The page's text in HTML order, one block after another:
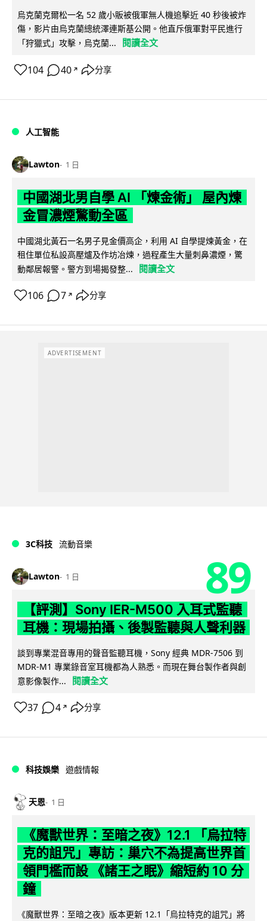
烏克蘭克爾松一名 52 歲小販被俄軍無人機追擊近 40 秒後被炸
傷，影片由烏克蘭總統澤連斯基公開。他直斥俄軍對平民進行
「狩獵式」攻擊，烏克蘭...
閱讀全文
104 40 ↗ 分享
人工智能
Lawton 1 日
中國湖北男自學 AI 「煉金術」 屋內煉
金冒濃煙驚動全區
中國湖北黃石一名男子見金價高企，利用 AI 自學提煉黃金，在
租住單位私設高壓爐及作坊冶煉，過程產生大量刺鼻濃煙，驚
動鄰居報警。警方到場揭發整...
閱讀全文
106 7 ↗ 分享
ADVERTISEMENT
3C科技 流動音樂
Lawton 1 日 89
【評測】Sony IER-M500 入耳式監聽
耳機：現場拍攝、後製監聽與人聲利器
談到專業混音專用的聲音監聽耳機，Sony 經典 MDR-7506 到
MDR-M1 專業錄音室耳機都為人熟悉。而現在舞台製作者與創
意影像製作...
閱讀全文
37 4 ↗ 分享
科技娛樂 遊戲情報
天恩 1 日
《魔獸世界：至暗之夜》12.1 「烏拉特
克的詛咒」專訪：巢穴不為提高世界首
領門檻而設 《諸王之眠》縮短約 10 分
鐘
《魔獸世界：至暗之夜》版本更新 12.1「烏拉特克的詛咒」將